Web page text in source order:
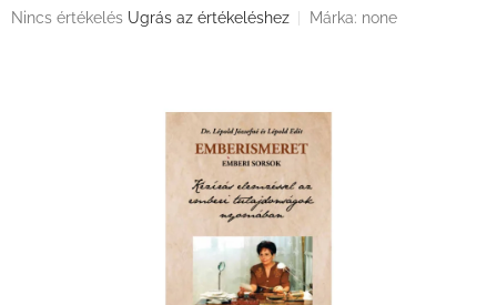
A
Nincs értékelés Ugrás az értékeléshez Márka: none